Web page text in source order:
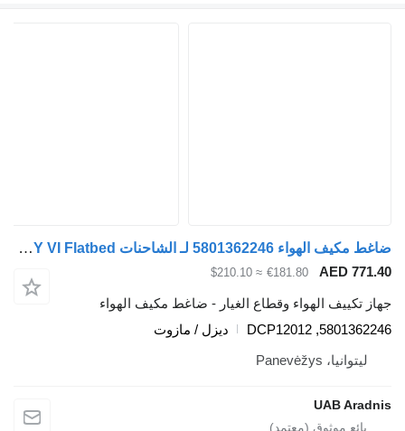
ضاغط مكيف الهواء 5801362246 لـ الشاحنات IVECO DAILY VI Flatbed
AED 771.40
€181.80
≈ $210.10
جهاز تكييف الهواء وقطاع الغيار - ضاغط مكيف الهواء
5801362246, DCP12012
ديزل / مازوت
ليتوانيا، Panevėžys
UAB Aradnis